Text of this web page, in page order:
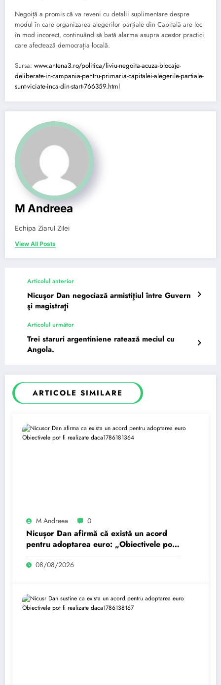
Negoiță a promis că va reveni cu detalii suplimentare despre
modul în care organizarea alegerilor parțiale din Capitală are loc
în mod incorect, continuând să bată alarma asupra acestor practici
care afectează democrația locală.
Sursa: www.antena3.ro/politica/liviu-negoita-acuza-blocaje-
deliberate-in-campania-pentru-primaria-capitalei-alegerile-partiale-
sunt-viciate-inca-din-start-766359.html
M Andreea
Echipa Ziarul Zilei
View All Posts
Articolul anterior
Nicuşor Dan negociază armistiţiul între Guvern
şi magistraţi
Articolul următor
Trei staruri argentiniene ratează meciul cu
Angola.
ARTICOLE SIMILARE
M Andreea 0
Nicușor Dan afirmă că există un acord
pentru adoptarea euro: „Obiectivele pot
fi realizate dacă…
08/08/2026